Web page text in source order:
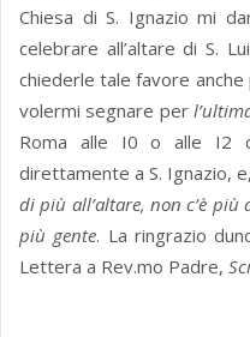
Chiesa di S. Ignazio mi
celebrare all’altare di S.
chiederle tale favore
volermi segnare per
Roma alle I0 o alle I2
direttamente a S. Ignazio,
di più all’altare, non c’è più
più gente. La ringrazio
Lettera a Rev.mo Padre,